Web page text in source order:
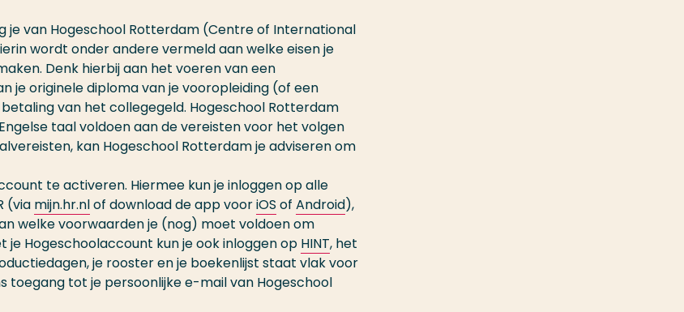
je van Hogeschool Rotterdam (Centre of International
wordt onder andere vermeld aan welke eisen je
Denk hierbij aan het voeren van een
je originele diploma van je vooropleiding (of een
van het collegegeld. Hogeschool Rotterdam
taal voldoen aan de vereisten voor het volgen
kan Hogeschool Rotterdam je adviseren om
te activeren. Hiermee kun je inloggen op alle
(via mijn.hr.nlof download de app vooriOS of Android),
welke voorwaarden je (nog) moet voldoen om
Hogeschoolaccount kun je ook inloggen op HINT, het
je rooster en je boekenlijst staat vlak voor
toegang tot je persoonlijke e-mail van Hogeschool